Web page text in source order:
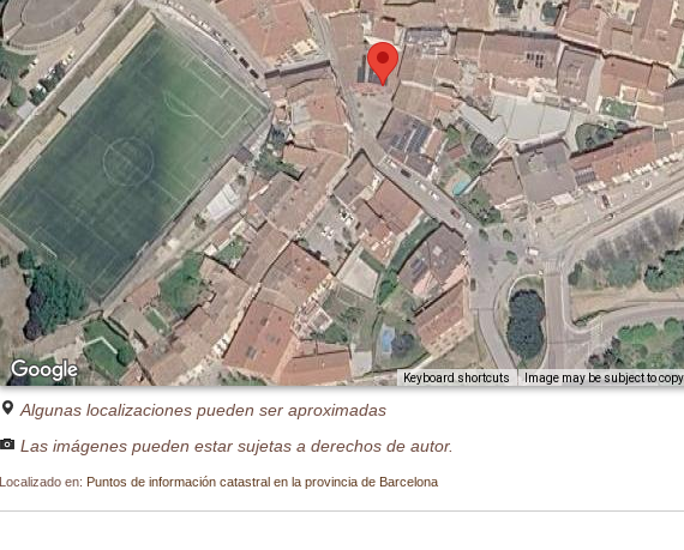
Keyboard shortcuts Image may be subject to
Algunas localizaciones pueden ser aproximadas
Las imágenes pueden estar sujetas a derechos de autor.
Localizado en: Puntos de información catastral en la provincia de Barcelona